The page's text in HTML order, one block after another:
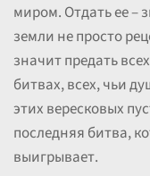
миром. Отдать ее –
земли не просто
значит предать
битвах, всех, чьи
этих вересковых
последняя битва,
выигрывает.